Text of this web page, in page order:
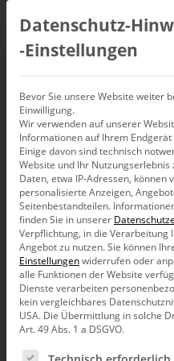
Datenschutz-
‑Einstellungen
Bevor Sie unsere Website weiter
Einwilligung.
Wir verwenden auf unserer
Informationen auf Ihrem
Einige davon sind technisch
Website und Ihr Nutzungserlebnis
Daten, etwa IP-Adressen,
personalisierte Anzeigen,
Seitenbestandteilen.
finden Sie in unserer
Verpflichtung, in die Verarbeitung
Angebot zu nutzen.Sie können
Einstellungenwiderrufen oder
alle Funktionen der Website
Dienste verarbeiten
kein vergleichbares
USA. Die Übermittlung in solche
Art. 49 Abs. 1 a DSGVO.
Es folgt eine Liste der